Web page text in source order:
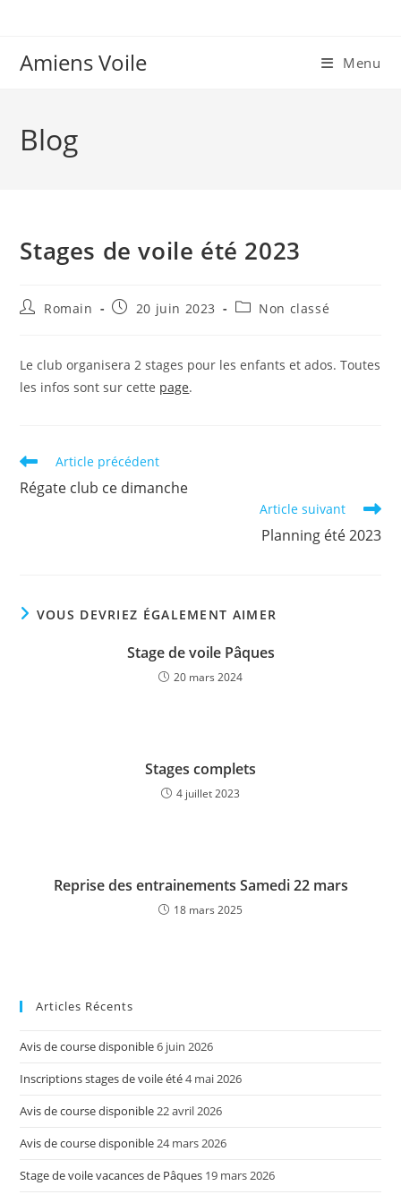
contentAmiens Voile Menu
Blog
Stages de voile été 2023
Auteur/autrice
publication :
Romain
Publication
20 juin 2023
PostNon classé
Le club organisera 2 stages pour les enfants et ados. Toutes
les infos sont sur cette page.
Read
more
articles
Article précédent
Régate club ce dimanche
Article suivant
Planning été 2023
VOUS DEVRIEZ ÉGALEMENT AIMER
Stage de voile Pâques
20 mars 2024
Stages complets
4 juillet 2023
Reprise des entrainements Samedi 22 mars
18 mars 2025
Articles Récents
Avis de course disponible6 juin 2026
Inscriptions stages de voile été4 mai 2026
Avis de course disponible22 avril 2026
Avis de course disponible24 mars 2026
Stage de voile vacances de Pâques 19 mars 2026